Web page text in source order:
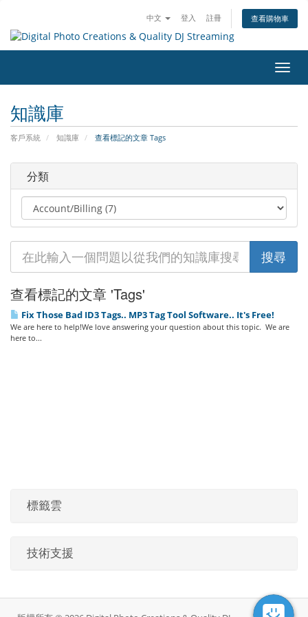
中文 登入 註冊 查看購物車
切
換
知識庫
客戶系統 知識庫 查看標記的文章 Tags
分類
查看標記的文章 'Tags'
Fix Those Bad ID3 Tags.. MP3 Tag Tool Software.. It's Free!
We are here to help!We love answering your question about this topic. We are
here to...
標籤雲
技術支援